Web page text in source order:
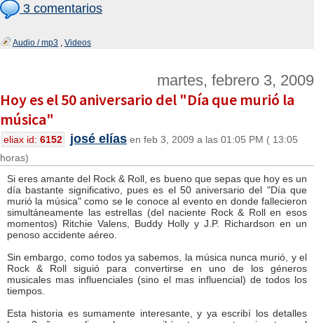
3 comentarios
Audio / mp3 , Videos
martes, febrero 3, 2009
Hoy es el 50 aniversario del "Día que murió la
música"
eliax id: 6152 josé elías en feb 3, 2009 a las 01:05 PM ( 13:05
horas)
Si eres amante del Rock & Roll, es bueno que sepas que hoy es un
día bastante significativo, pues es el 50 aniversario del "Día que
murió la música" como se le conoce al evento en donde fallecieron
simultáneamente las estrellas (del naciente Rock & Roll en esos
momentos) Ritchie Valens, Buddy Holly y J.P. Richardson en un
penoso accidente aéreo.
Sin embargo, como todos ya sabemos, la música nunca murió, y el
Rock & Roll siguió para convertirse en uno de los géneros
musicales mas influenciales (sino el mas influencial) de todos los
tiempos.
Esta historia es sumamente interesante, y ya escribí los detalles